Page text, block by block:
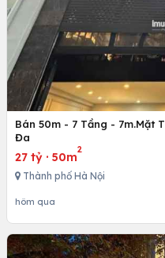
Bán 50m - 7 Tầng - 7m.Mặt
Đa
27 tỷ · 50m
2
Thành phố Hà Nội
hôm qua